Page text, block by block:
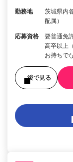
勤務地
茨城県内
配属）
応募資格
要普通免
高卒以上
お持ちで
後で見る